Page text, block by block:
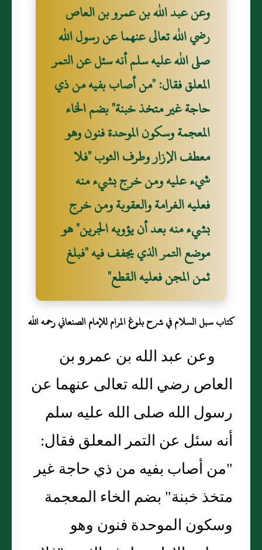
وعن عبد الله بن عمرو بن العاص
رضي الله تعالى عنهما عن رسول الله
صلى الله عليه سلم أنه سئل عن التمر
المعلق فقال: "من أصاب بفيه من ذي
حاجة غير متخذ خبنة" بضم الخاء
المعجمة وسكون الموحدة فنون وهو
معطف الإزار وطرف الثوب "فلا
شيء عليه ومن خرج بشيء منه
فعليه الغرامة والعقوبة ومن خرج
بشيء منه بعد أن يؤويه الجرين" هو
موضع التمر الذي يجفف فيه "فبلغ
ثمن المجن فعليه القطع"
كتاب سبل السلام في شرح بلوغ المرام للإمام الصنعاني رحمه الله
وعن عبد الله بن عمرو بن
العاص رضي الله تعالى عنهما عن
رسول الله صلى الله عليه سلم
أنه سئل عن التمر المعلق فقال:
"من أصاب بفيه من ذي حاجة غير
متخذ خبنة" بضم الخاء المعجمة
وسكون الموحدة فنون وهو